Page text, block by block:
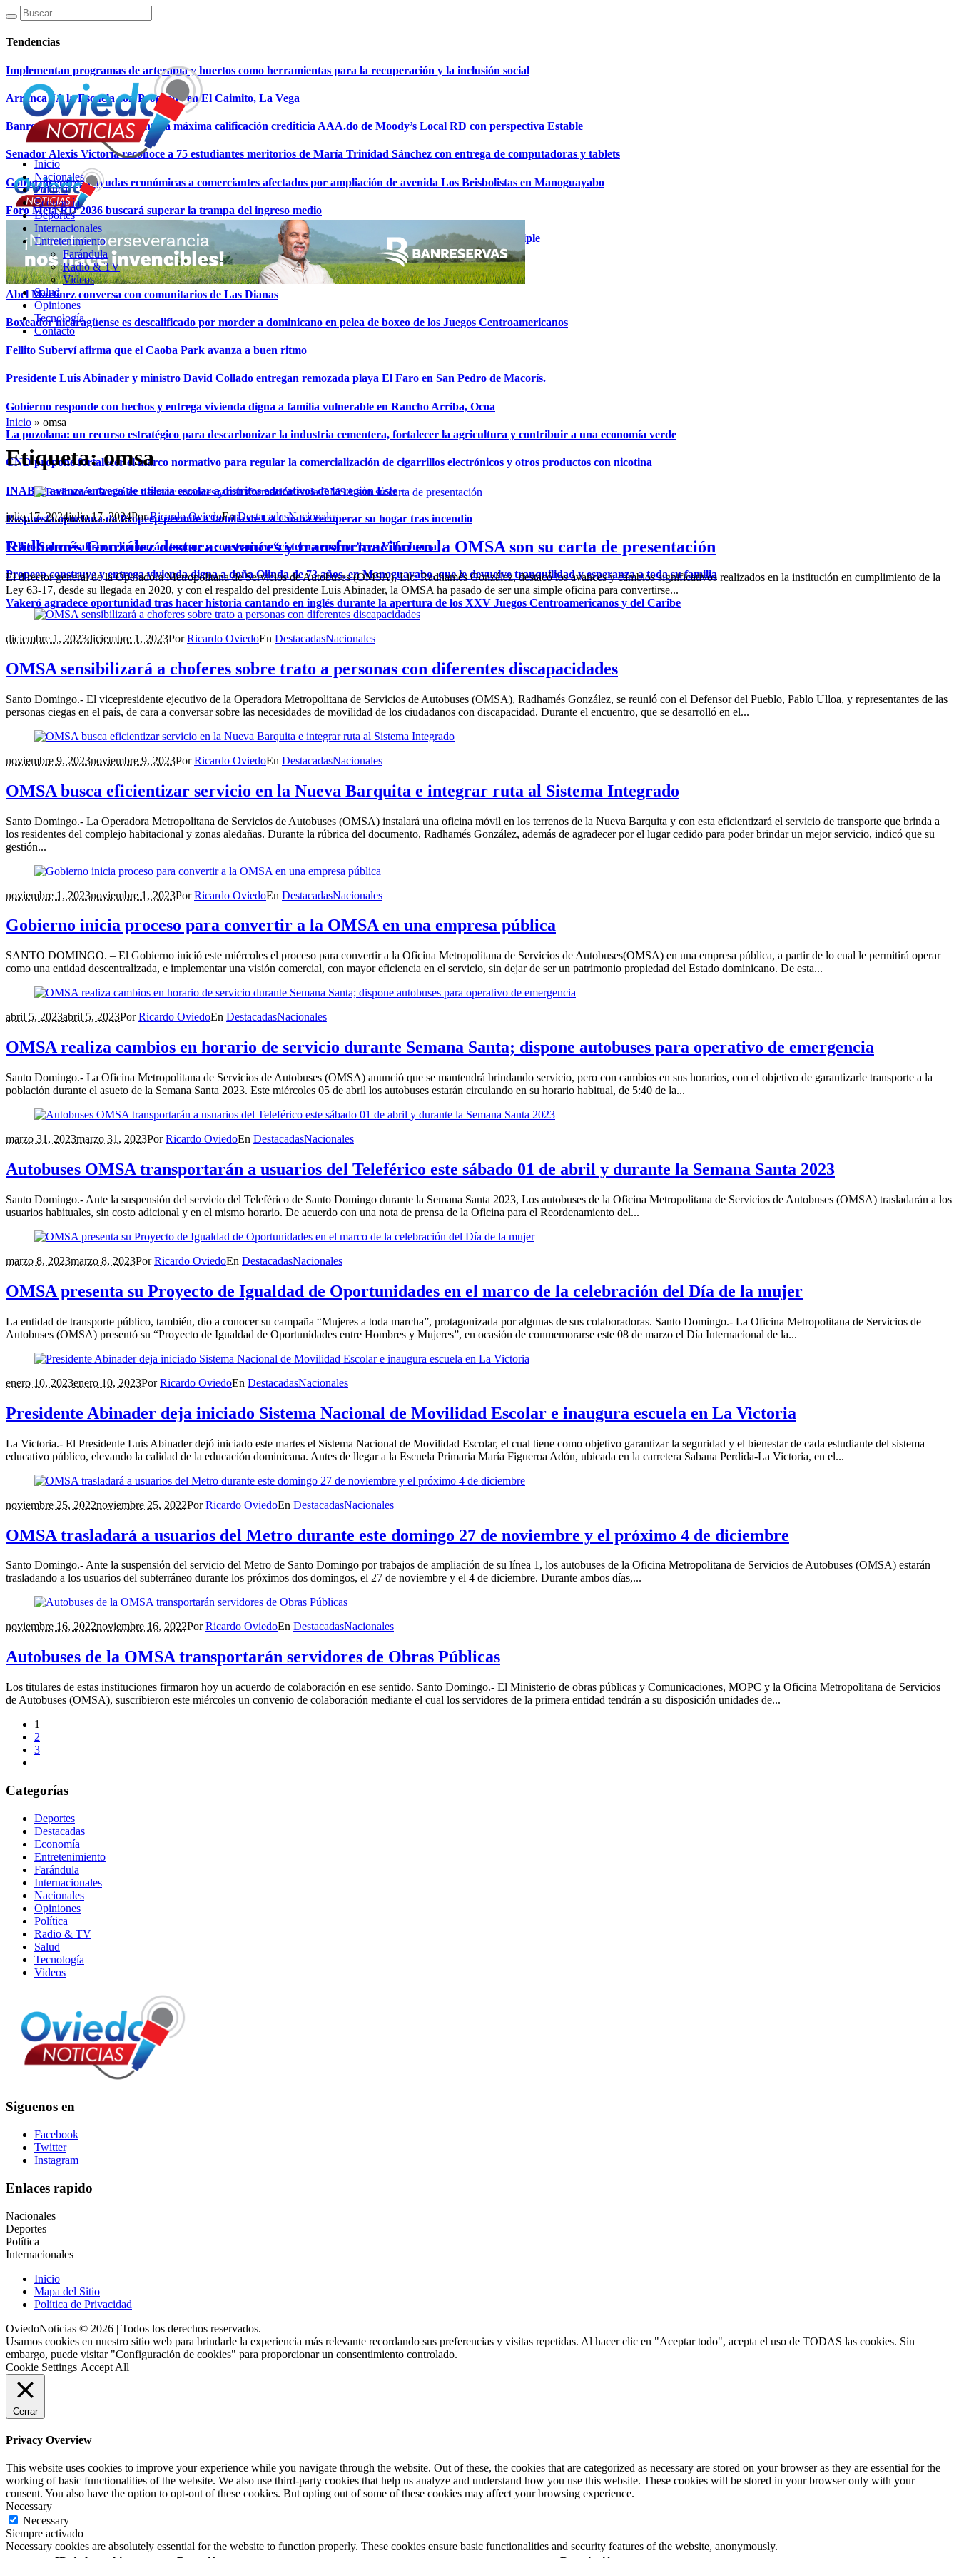
Tendencias
Implementan programas de arterapia y huertos como herramientas para la recuperación y la inclusión social
Arranca “A la Escuela con Propeep” en El Caimito, La Vega
Banreservas recibe nuevamente la máxima calificación crediticia AAA.do de Moody’s Local RD con perspectiva Estable
Senador Alexis Victoria reconoce a 75 estudiantes meritorios de María Trinidad Sánchez con entrega de computadoras y tablets
Gobierno entrega ayudas económicas a comerciantes afectados por ampliación de avenida Los Beisbolistas en Manoguayabo
Foro Meta RD 2036 buscará superar la trampa del ingreso medio
Valdez Albizu, Magín Díaz y Sanz Lovatónpasan revista a la economía junto a presidentes de la banca múltiple
El oro cae desde máximos históricos, pero analistas descartan fin del ciclo alcista
Abel Martínez conversa con comunitarios de Las Dianas
Boxeador nicaragüense es descalificado por morder a dominicano en pelea de boxeo de los Juegos Centroamericanos
Fellito Suberví afirma que el Caoba Park avanza a buen ritmo
Presidente Luis Abinader y ministro David Collado entregan remozada playa El Faro en San Pedro de Macorís.
Gobierno responde con hechos y entrega vivienda digna a familia vulnerable en Rancho Arriba, Ocoa
La puzolana: un recurso estratégico para descarbonizar la industria cementera, fortalecer la agricultura y contribuir a una economía verde
CND propone fortalecer el marco normativo para regular la comercialización de cigarrillos electrónicos y otros productos con nicotina
INABIE avanza entrega de utilería escolar a distritos educativos de la región Este
Respuesta oportuna de Propeep permite a familia de La Cuaba recuperar su hogar tras incendio
Fellito Suberví afirma eliminarán tanque y construirán “cisterna enorme”, en Villa Juana
Propeep construye y entrega vivienda digna a doña Olinda de 73 años, en Manoguayabo, que le devuelve tranquilidad y esperanza a toda su familia
Vakeró agradece oportunidad tras hacer historia cantando en inglés durante la apertura de los XXV Juegos Centroamericanos y del Caribe
Inicio
Nacionales
Política
Economía
Deportes
Internacionales
Entretenimiento
Farándula
Radio & TV
Videos
Salud
Opiniones
Tecnología
Contacto
Inicio » omsa
Etiqueta:omsa
julio 17, 2024julio 17, 2024PorRicardo OviedoEnDestacadasNacionales
Radhamés González destaca: avances y transformación en la OMSA son su carta de presentación
El director general de la Operadora Metropolitana de Servicios de Autobuses (OMSA), Lic. Radhamés González, destacó los avances y cambios significativos realizados en la institución en cumplimiento de la
Ley 63-17, desde su llegada en 2020, y con el respaldo del presidente Luis Abinader, la OMSA ha pasado de ser una simple oficina para convertirse...
diciembre 1, 2023diciembre 1, 2023PorRicardo OviedoEn DestacadasNacionales
OMSA sensibilizará a choferes sobre trato a personas con diferentes discapacidades
Santo Domingo.- El vicepresidente ejecutivo de la Operadora Metropolitana de Servicios de Autobuses (OMSA), Radhamés González, se reunió con el Defensor del Pueblo, Pablo Ulloa, y representantes de las
personas ciegas en el país, de cara a conversar sobre las necesidades de movilidad de los ciudadanos con discapacidad. Durante el encuentro, que se desarrolló en el...
noviembre 9, 2023noviembre 9, 2023PorRicardo OviedoEn DestacadasNacionales
OMSA busca eficientizar servicio en la Nueva Barquita e integrar ruta al Sistema Integrado
Santo Domingo.- La Operadora Metropolitana de Servicios de Autobuses (OMSA) instalará una oficina móvil en los terrenos de la Nueva Barquita y con esta eficientizará el servicio de transporte que brinda a
los residentes del complejo habitacional y zonas aledañas. Durante la rúbrica del documento, Radhamés González, además de agradecer por el lugar cedido para poder brindar un mejor servicio, indicó que su
gestión...
noviembre 1, 2023noviembre 1, 2023PorRicardo OviedoEn DestacadasNacionales
Gobierno inicia proceso para convertir a la OMSA en una empresa pública
SANTO DOMINGO. – El Gobierno inició este miércoles el proceso para convertir a la Oficina Metropolitana de Servicios de Autobuses(OMSA) en una empresa pública, a partir de lo cual le permitirá operar
como una entidad descentralizada, e implementar una visión comercial, con mayor eficiencia en el servicio, sin dejar de ser un patrimonio propiedad del Estado dominicano. De esta...
abril 5, 2023abril 5, 2023PorRicardo OviedoEn DestacadasNacionales
OMSA realiza cambios en horario de servicio durante Semana Santa; dispone autobuses para operativo de emergencia
Santo Domingo.- La Oficina Metropolitana de Servicios de Autobuses (OMSA) anunció que se mantendrá brindando servicio, pero con cambios en sus horarios, con el objetivo de garantizarle transporte a la
población durante el asueto de la Semana Santa 2023. Este miércoles 05 de abril los autobuses estarán circulando en su horario habitual, de 5:40 de la...
marzo 31, 2023marzo 31, 2023PorRicardo OviedoEn DestacadasNacionales
Autobuses OMSA transportarán a usuarios del Teleférico este sábado 01 de abril y durante la Semana Santa 2023
Santo Domingo.- Ante la suspensión del servicio del Teleférico de Santo Domingo durante la Semana Santa 2023, Los autobuses de la Oficina Metropolitana de Servicios de Autobuses (OMSA) trasladarán a los
usuarios habituales, sin costo adicional y en el mismo horario. De acuerdo con una nota de prensa de la Oficina para el Reordenamiento del...
marzo 8, 2023marzo 8, 2023PorRicardo OviedoEn DestacadasNacionales
OMSA presenta su Proyecto de Igualdad de Oportunidades en el marco de la celebración del Día de la mujer
La entidad de transporte público, también, dio a conocer su campaña “Mujeres a toda marcha”, protagonizada por algunas de sus colaboradoras. Santo Domingo.- La Oficina Metropolitana de Servicios de
Autobuses (OMSA) presentó su “Proyecto de Igualdad de Oportunidades entre Hombres y Mujeres”, en ocasión de conmemorarse este 08 de marzo el Día Internacional de la...
enero 10, 2023enero 10, 2023PorRicardo OviedoEn DestacadasNacionales
Presidente Abinader deja iniciado Sistema Nacional de Movilidad Escolar e inaugura escuela en La Victoria
La Victoria.- El Presidente Luis Abinader dejó iniciado este martes el Sistema Nacional de Movilidad Escolar, el cual tiene como objetivo garantizar la seguridad y el bienestar de cada estudiante del sistema
educativo público, elevando la calidad de la educación dominicana. Antes de llegar a la Escuela Primaria María Figueroa Adón, ubicada en la carretera Sabana Perdida-La Victoria, en el...
noviembre 25, 2022noviembre 25, 2022PorRicardo OviedoEn DestacadasNacionales
OMSA trasladará a usuarios del Metro durante este domingo 27 de noviembre y el próximo 4 de diciembre
Santo Domingo.- Ante la suspensión del servicio del Metro de Santo Domingo por trabajos de ampliación de su línea 1, los autobuses de la Oficina Metropolitana de Servicios de Autobuses (OMSA) estarán
trasladando a los usuarios del subterráneo durante los próximos dos domingos, el 27 de noviembre y el 4 de diciembre. Durante ambos días,...
noviembre 16, 2022noviembre 16, 2022PorRicardo OviedoEn DestacadasNacionales
Autobuses de la OMSA transportarán servidores de Obras Públicas
Los titulares de estas instituciones firmaron hoy un acuerdo de colaboración en ese sentido. Santo Domingo.- El Ministerio de obras públicas y Comunicaciones, MOPC y la Oficina Metropolitana de Servicios
de Autobuses (OMSA), suscribieron este miércoles un convenio de colaboración mediante el cual los servidores de la primera entidad tendrán a su disposición unidades de...
1
2
3
Categorías
Deportes
Destacadas
Economía
Entretenimiento
Farándula
Internacionales
Nacionales
Opiniones
Política
Radio & TV
Salud
Tecnología
Videos
Siguenos en
Facebook
Twitter
Instagram
Enlaces rapido
Nacionales
Deportes
Política
Internacionales
Inicio
Mapa del Sitio
Política de Privacidad
OviedoNoticias © 2026 | Todos los derechos reservados.
Usamos cookies en nuestro sitio web para brindarle la experiencia más relevante recordando sus preferencias y visitas repetidas. Al hacer clic en "Aceptar todo", acepta el uso de TODAS las cookies. Sin
embargo, puede visitar "Configuración de cookies" para proporcionar un consentimiento controlado.
Cookie Settings Accept All
Cerrar
Privacy Overview
This website uses cookies to improve your experience while you navigate through the website. Out of these, the cookies that are categorized as necessary are stored on your browser as they are essential for the
working of basic functionalities of the website. We also use third-party cookies that help us analyze and understand how you use this website. These cookies will be stored in your browser only with your
consent. You also have the option to opt-out of these cookies. But opting out of some of these cookies may affect your browsing experience.
Necessary
Necessary
Siempre activado
Necessary cookies are absolutely essential for the website to function properly. These cookies ensure basic functionalities and security features of the website, anonymously.